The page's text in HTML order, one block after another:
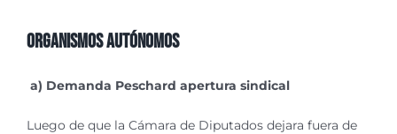
Organismos Autónomos
a) Demanda Peschard apertura sindical
Luego de que la Cámara de Diputados dejara fuera de